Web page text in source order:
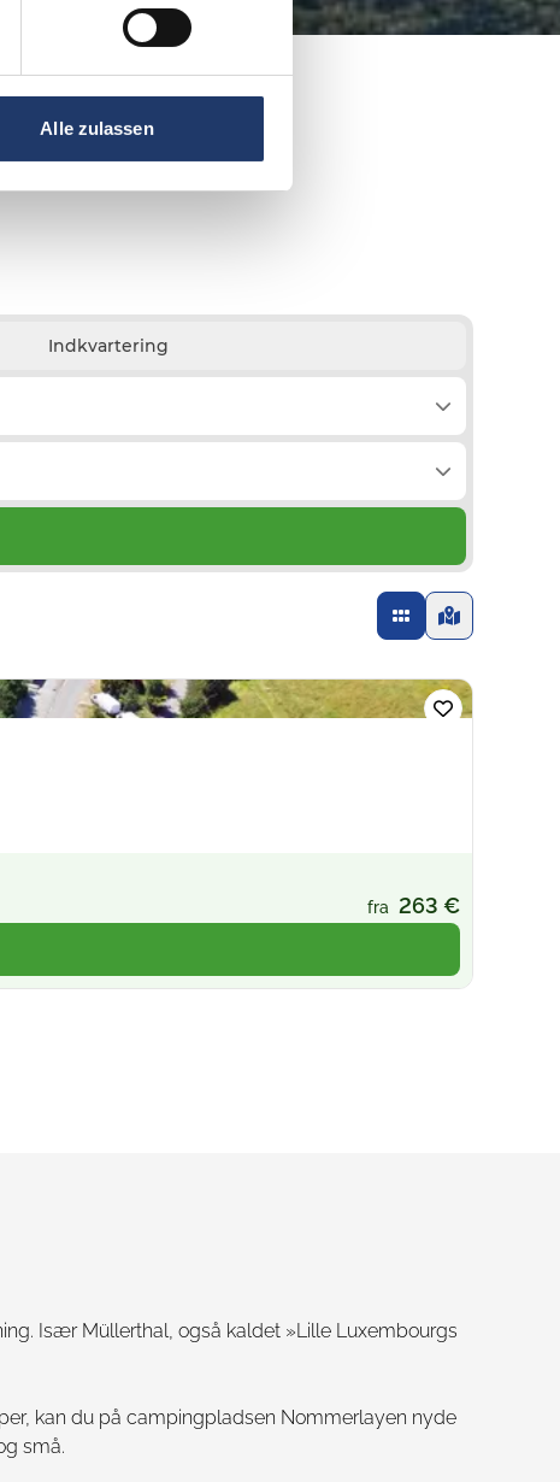
Alle zulassen
Indkvartering
fra 263 €
Især Müllerthal, også kaldet »Lille Luxembourgs
kan du på campingpladsen Nommerlayen nyde
små.